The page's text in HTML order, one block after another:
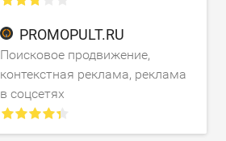
PROMOPULT.RU
Поисковое продвижение,
контекстная реклама, реклама
в соцсетях